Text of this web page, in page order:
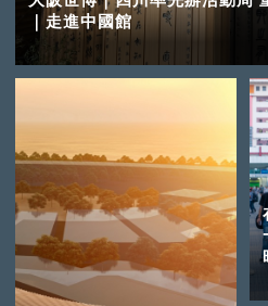
｜走進中國館